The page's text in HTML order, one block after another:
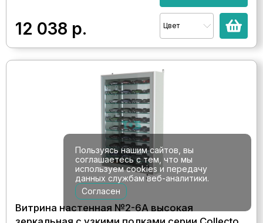
12 038 р. Цвет
Витрина настенная №2-6А высокая
Пользуясь нашим сайтов, вы
соглашаетесь с тем, что мы
используем cookies и передачу
данных службам веб-аналитики.
Согласен